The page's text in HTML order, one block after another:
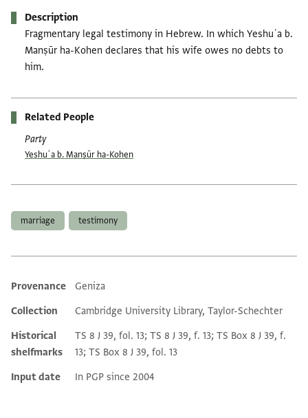
Description
Fragmentary legal testimony in Hebrew. In which Yeshuʿa b.
Manṣūr ha-Kohen declares that his wife owes no debts to
him.
Related People
Party
Yeshuʿa b. Manṣūr ha-Kohen
marriage testimony
Additional metadata
Provenance
Geniza
Collection
Cambridge University Library, Taylor-Schechter
Historical
shelfmarks
TS 8 J 39, fol. 13; TS 8 J 39, f. 13; TS Box 8 J 39, f.
13; TS Box 8 J 39, fol. 13
Input date
In PGP since 2004